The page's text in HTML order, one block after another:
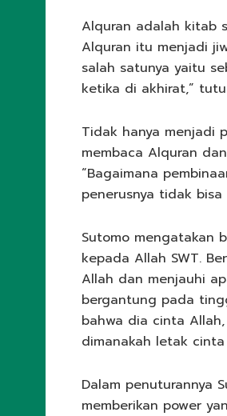
Alquran adalah kitab
Alquran itu menjadi
salah satunya yaitu
ketika di akhirat,”
Tidak hanya menjadi
membaca Alquran
“Bagaimana
penerusnya tidak bisa
Sutomo mengatakan
kepada Allah SWT.
Allah dan menjauhi
bergantung pada
bahwa dia cinta
dimanakah letak
Dalam penuturannya
memberikan power